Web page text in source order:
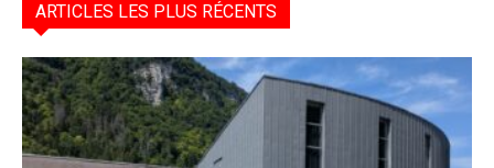
ARTICLES LES PLUS RÉCENTS